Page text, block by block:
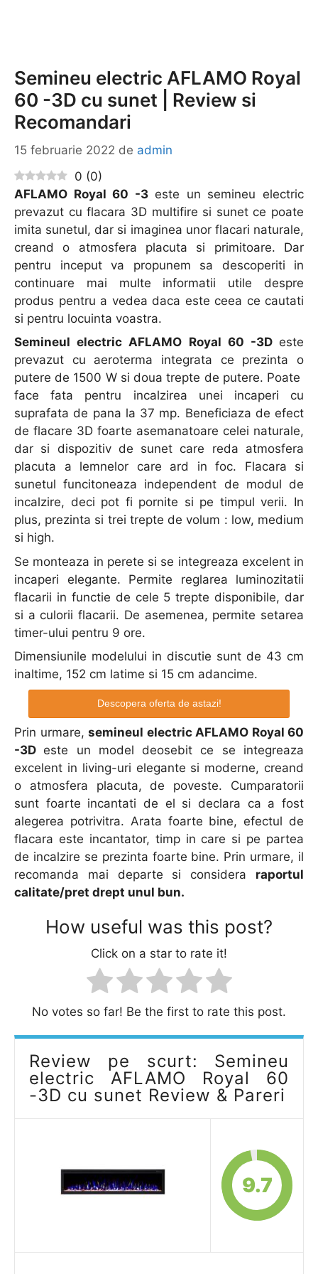
Semineu electric AFLAMO Royal
60 -3D cu sunet | Review si
Recomandari
15 februarie 2022 de admin
0 (0)
AFLAMO Royal 60 -3 este un semineu electric
prevazut cu flacara 3D multifire si sunet ce poate
imita sunetul, dar si imaginea unor flacari naturale,
creand o atmosfera placuta si primitoare. Dar
pentru inceput va propunem sa descoperiti in
continuare mai multe informatii utile despre
produs pentru a vedea daca este ceea ce cautati
si pentru locuinta voastra.
Semineul electric AFLAMO Royal 60 -3D este
prevazut cu aeroterma integrata ce prezinta o
putere de 1500 W si doua trepte de putere. Poate
face fata pentru incalzirea unei incaperi cu
suprafata de pana la 37 mp. Beneficiaza de efect
de flacare 3D foarte asemanatoare celei naturale,
dar si dispozitiv de sunet care reda atmosfera
placuta a lemnelor care ard in foc. Flacara si
sunetul funcitoneaza independent de modul de
incalzire, deci pot fi pornite si pe timpul verii. In
plus, prezinta si trei trepte de volum : low, medium
si high.
Se monteaza in perete si se integreaza excelent in
incaperi elegante. Permite reglarea luminozitatii
flacarii in functie de cele 5 trepte disponibile, dar
si a culorii flacarii. De asemenea, permite setarea
timer-ului pentru 9 ore.
Dimensiunile modelului in discutie sunt de 43 cm
inaltime, 152 cm latime si 15 cm adancime.
Descopera oferta de astazi!
Prin urmare, semineul electric AFLAMO Royal 60
-3D este un model deosebit ce se integreaza
excelent in living-uri elegante si moderne, creand
o atmosfera placuta, de poveste. Cumparatorii
sunt foarte incantati de el si declara ca a fost
alegerea potrivitra. Arata foarte bine, efectul de
flacara este incantator, timp in care si pe partea
de incalzire se prezinta foarte bine. Prin urmare, il
recomanda mai departe si considera raportul
calitate/pret drept unul bun.
How useful was this post?
Click on a star to rate it!
No votes so far! Be the first to rate this post.
Review pe scurt: Semineu
electric AFLAMO Royal 60
-3D cu sunet Review & Pareri
9.7